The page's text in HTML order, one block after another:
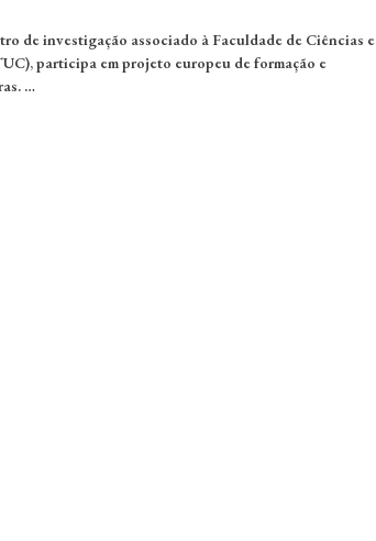
de investigação associado à Faculdade de Ciências e
participa em projeto europeu de formação e
…